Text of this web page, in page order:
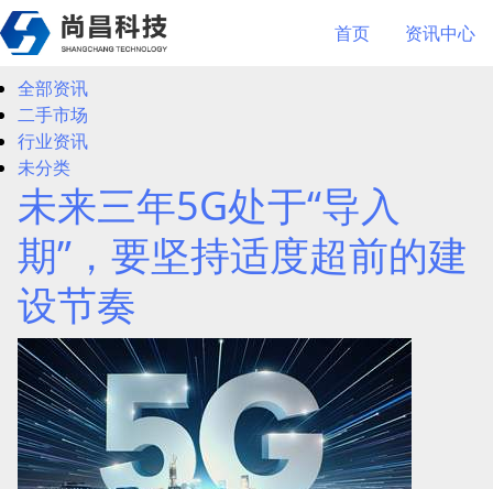
首页 资讯中心
全部资讯
二手市场
行业资讯
未分类
未来三年5G处于“导入
期”，要坚持适度超前的建
设节奏